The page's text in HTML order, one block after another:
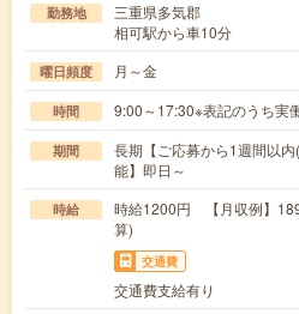
勤務地
三重県多気郡
相可駅から車10分
曜日頻度 月～金
時間 9:00～17:30※表記のうち実
期間
長期【ご応募から1週間以
能】即日～
時給
時給1200円 【月収例】
算)
交通費
交通費支給有り